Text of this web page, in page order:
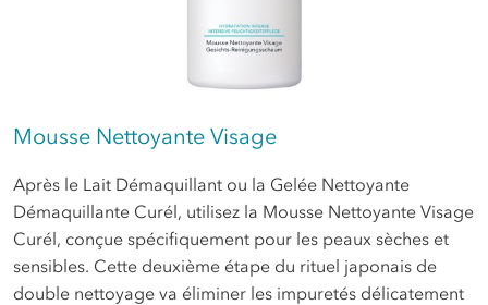
Mousse Nettoyante Visage
Après le Lait Démaquillant ou la Gelée Nettoyante
Démaquillante Curél, utilisez la Mousse Nettoyante Visage
Curél, conçue spécifiquement pour les peaux sèches et
sensibles. Cette deuxième étape du rituel japonais de
double nettoyage va éliminer les impuretés délicatement